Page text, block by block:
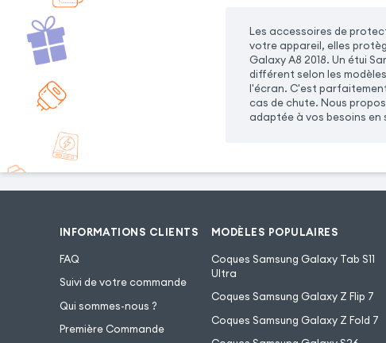
Les accessoires de
votre appareil, elles
Galaxy A8 2018. Un étui
différent selon les
l'écran. C'est
cas de chute. Nous
adaptée à vos besoins
INFORMATIONS CLIENTS
FAQ
Suivi de votre commande
Qui sommes-nous ?
Première Commande
MODÈLES POPULAIRES
Coques Samsung Galaxy Tab S11
Ultra
Coques Samsung Galaxy Z Flip 7
Coques Samsung Galaxy Z Fold 7